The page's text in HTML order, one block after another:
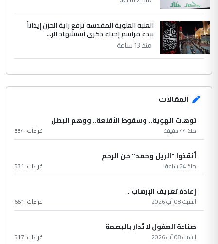
العتبة العلوية المقدسة ترفع راية الحزن إيذاناً
ببدء مراسم إحياء ذكرى استشهاد الر...
منذ 13 ساعة
المقالات
توهات الهوية.. وسقوط الأقنعة.. ووهم البطل
منذ 44 دقيقة قراءات :334
أنقذوا "الريل وحمد" من الرجم
منذ 24 ساعة قراءات :531
إعادة تعريف الإرهاب ..
السبت 08 آب 2026 قراءات :661
صناعة العقول لا تُدار بالبصمة
السبت 08 آب 2026 قراءات :517